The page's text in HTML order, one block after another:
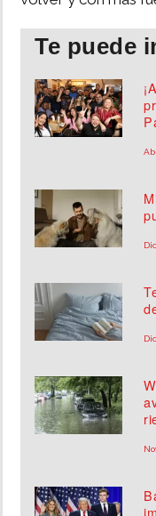
Te puede